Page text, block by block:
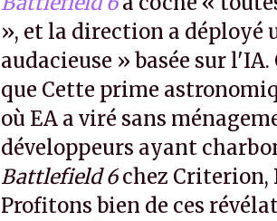
», et la direction a déployé
audacieuse » basée sur
que Cette prime
où EA a viré sans
développeurs ayant
Battlefield 6chez Criterion,
Profitons bien de ces